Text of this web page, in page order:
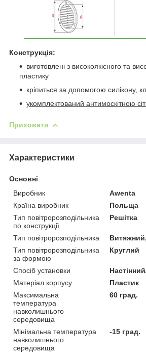
Конструкція:
виготовлені з високоякісного та
пластику
кріпиться за допомогою силікону,
укомплектований антимоскітною
Приховати
Характеристики
Основні
Виробник
Awenta
Країна виробник
Польща
Тип повітророзподільника
по конструкції
Решітка
Тип повітророзподільника
Тип повітророзподільника
за формою
Круглий
Спосіб установки
Матеріал корпусу
Пластик
Максимальна
температура
навколишнього
середовища
60 град.
Мінімальна температура
навколишнього
середовища
-15 град.